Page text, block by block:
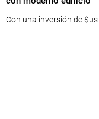
Con una inversión de $us